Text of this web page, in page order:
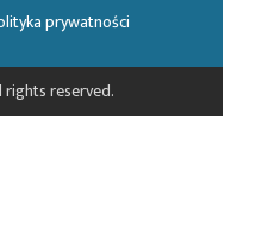
prywatności
reserved.